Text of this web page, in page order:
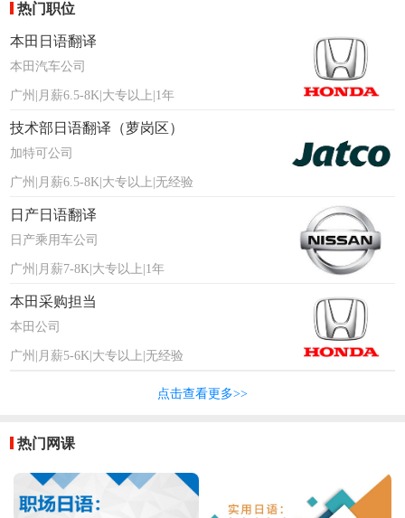
热门职位
本田日语翻译
本田汽车公司
广州|月薪6.5-8K|大专以上|1年
技术部日语翻译（萝岗区）
加特可公司
广州|月薪6.5-8K|大专以上|无经验
日产日语翻译
日产乘用车公司
广州|月薪7-8K|大专以上|1年
本田采购担当
本田公司
广州|月薪5-6K|大专以上|无经验
点击查看更多>>
热门网课